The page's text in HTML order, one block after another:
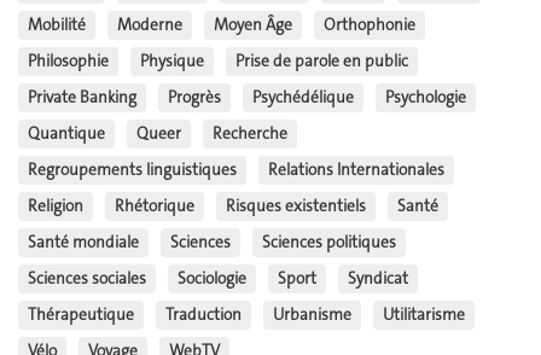
Mobilité
Moderne Moyen Âge
Orthophonie
Philosophie
Physique
Prise de parole en public
Private Banking
Progrès Psychédélique
Psychologie
Quantique
Queer
Recherche
Regroupements linguistiques
Relations Internationales
Religion
Rhétorique Risques existentiels
Santé
Santé mondiale
Sciences
Sciences politiques
Sciences sociales
Sociologie Sport
Syndicat
Thérapeutique
Traduction Urbanisme
Utilitarisme
Vélo
Voyage WebTV